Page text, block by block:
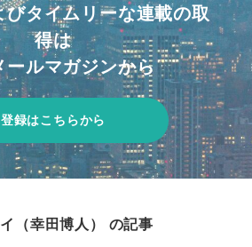
びタイムリーな連載の取
得は
ールマガジンから
登録はこちらから
（幸田博人） の記事